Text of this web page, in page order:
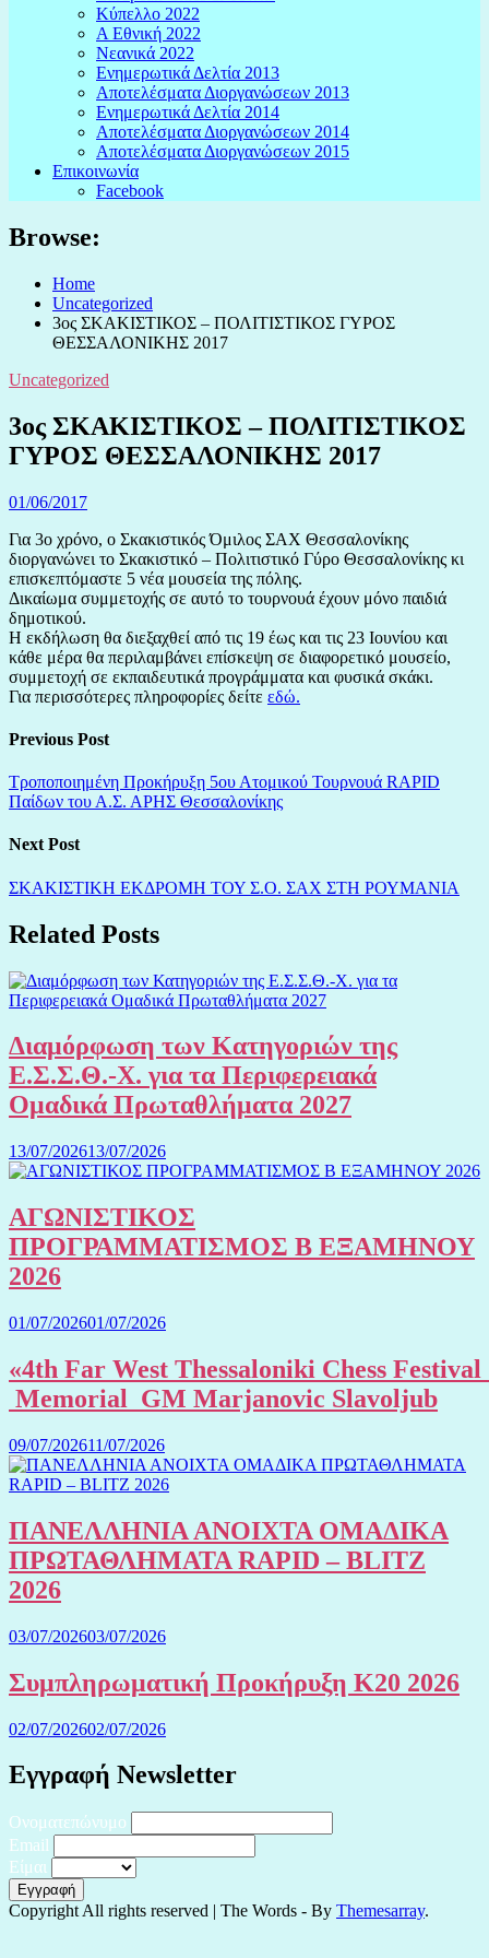
Κύπελλο 2022
Α Εθνική 2022
Νεανικά 2022
Ενημερωτικά Δελτία 2013
Αποτελέσματα Διοργανώσεων 2013
Ενημερωτικά Δελτία 2014
Αποτελέσματα Διοργανώσεων 2014
Αποτελέσματα Διοργανώσεων 2015
Επικοινωνία
Facebook
Browse:
Home
Uncategorized
3ος ΣΚΑΚΙΣΤΙΚΟΣ – ΠΟΛΙΤΙΣΤΙΚΟΣ ΓΥΡΟΣ
ΘΕΣΣΑΛΟΝΙΚΗΣ 2017
Uncategorized
3ος ΣΚΑΚΙΣΤΙΚΟΣ – ΠΟΛΙΤΙΣΤΙΚΟΣ
ΓΥΡΟΣ ΘΕΣΣΑΛΟΝΙΚΗΣ 2017
01/06/2017
Για 3ο χρόνο, ο Σκακιστικός Όμιλος ΣΑΧ Θεσσαλονίκης
διοργανώνει το Σκακιστικό – Πολιτιστικό Γύρο Θεσσαλονίκης κι
επισκεπτόμαστε 5 νέα μουσεία της πόλης.
Δικαίωμα συμμετοχής σε αυτό το τουρνουά έχουν μόνο παιδιά
δημοτικού.
Η εκδήλωση θα διεξαχθεί από τις 19 έως και τις 23 Ιουνίου και
κάθε μέρα θα περιλαμβάνει επίσκεψη σε διαφορετικό μουσείο,
συμμετοχή σε εκπαιδευτικά προγράμματα και φυσικά σκάκι.
Για περισσότερες πληροφορίες δείτε εδώ.
Previous Post
Τροποποιημένη Προκήρυξη 5ου Ατομικού Τουρνουά RAPID
Παίδων του Α.Σ. ΑΡΗΣ Θεσσαλονίκης
Next Post
ΣΚΑΚΙΣΤΙΚΗ ΕΚΔΡΟΜΗ ΤΟΥ Σ.Ο. ΣΑΧ ΣΤΗ ΡΟΥΜΑΝΙΑ
Related Posts
Διαμόρφωση των Κατηγοριών της
Ε.Σ.Σ.Θ.-Χ. για τα Περιφερειακά
Ομαδικά Πρωταθλήματα 2027
13/07/202613/07/2026
ΑΓΩΝΙΣΤΙΚΟΣ
ΠΡΟΓΡΑΜΜΑΤΙΣΜΟΣ Β ΕΞΑΜΗΝΟΥ
2026
01/07/202601/07/2026
«4th Far West Thessaloniki Chess Festival
Memorial GM Marjanovic Slavoljub
09/07/202611/07/2026
ΠΑΝΕΛΛΗΝΙΑ ΑΝΟΙΧΤΑ ΟΜΑΔΙΚΑ
ΠΡΩΤΑΘΛΗΜΑΤΑ RAPID – BLITZ
2026
03/07/202603/07/2026
Συμπληρωματική Προκήρυξη Κ20 2026
02/07/202602/07/2026
Εγγραφή Newsletter
Ονοματεπώνυμο
Email
Είμαι
Copyright All rights reserved | The Words - By Themesarray.